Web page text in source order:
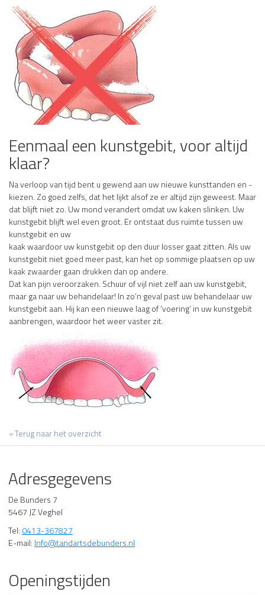
Eenmaal een kunstgebit, voor altijd
klaar?
Na verloop van tijd bent u gewend aan uw nieuwe kunsttanden en -
kiezen. Zo goed zelfs, dat het lijkt alsof ze er altijd zijn geweest. Maar
dat blijft niet zo. Uw mond verandert omdat uw kaken slinken. Uw
kunstgebit blijft wel even groot. Er ontstaat dus ruimte tussen uw
kunstgebit en uw
kaak waardoor uw kunstgebit op den duur losser gaat zitten. Als uw
kunstgebit niet goed meer past, kan het op sommige plaatsen op uw
kaak zwaarder gaan drukken dan op andere.
Dat kan pijn veroorzaken. Schuur of vijl niet zelf aan uw kunstgebit,
maar ga naar uw behandelaar! In zo’n geval past uw behandelaar uw
kunstgebit aan. Hij kan een nieuwe laag of ‘voering’ in uw kunstgebit
aanbrengen, waardoor het weer vaster zit.
« Terug naar het overzicht
Adresgegevens
De Bunders 7
5467 JZ Veghel
Tel: 0413-367827
E-mail: Info@tandartsdebunders.nl
Openingstijden